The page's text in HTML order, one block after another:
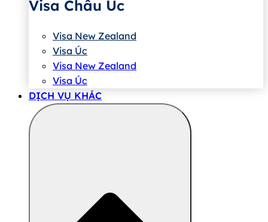
Visa Châu Úc
Visa New Zealand
Visa Úc
Visa New Zealand
Visa Úc
DỊCH VỤ KHÁC